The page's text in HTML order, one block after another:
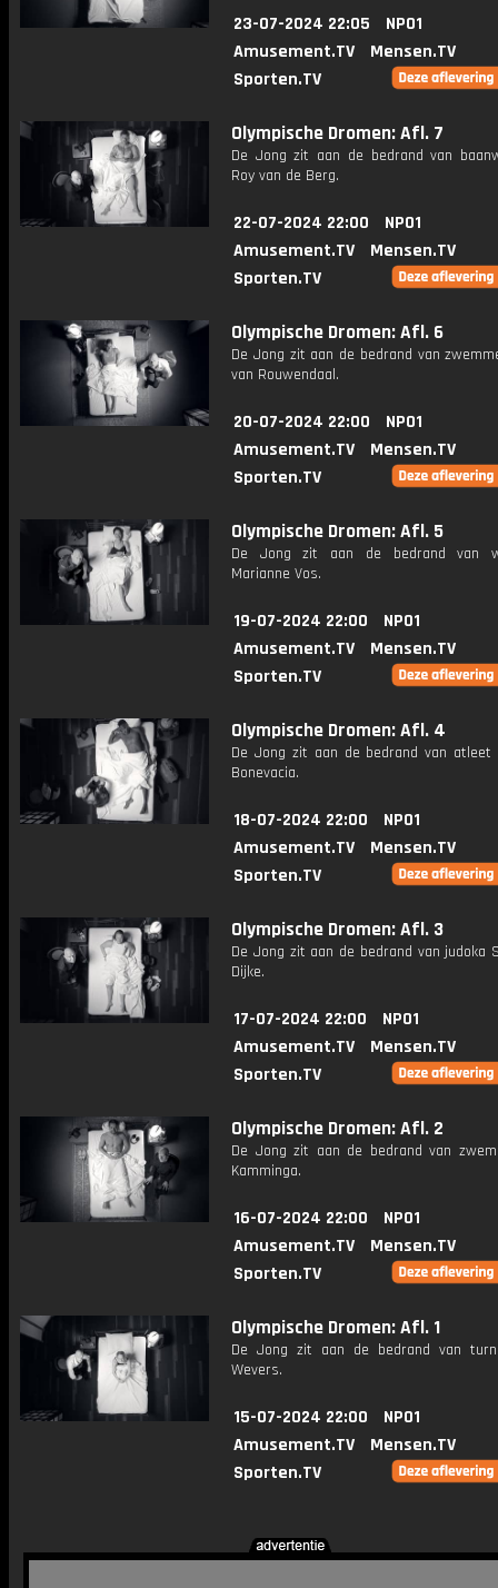
23-07-2024 22:05
NPO1
Amusement.TV
Mensen.TV
Sporten.TV
Olympische Dromen: Afl. 7
De Jong zit aan de bedrand van
Roy van de Berg.
22-07-2024 22:00
NPO1
Amusement.TV
Mensen.TV
Sporten.TV
Olympische Dromen: Afl. 6
De Jong zit aan de bedrand van
van Rouwendaal.
20-07-2024 22:00
NPO1
Amusement.TV
Mensen.TV
Sporten.TV
Olympische Dromen: Afl. 5
De Jong zit aan de bedrand van
Marianne Vos.
19-07-2024 22:00
NPO1
Amusement.TV
Mensen.TV
Sporten.TV
Olympische Dromen: Afl. 4
De Jong zit aan de bedrand van atleet
Bonevacia.
18-07-2024 22:00
NPO1
Amusement.TV
Mensen.TV
Sporten.TV
Olympische Dromen: Afl. 3
De Jong zit aan de bedrand van judoka
Dijke.
17-07-2024 22:00
NPO1
Amusement.TV
Mensen.TV
Sporten.TV
Olympische Dromen: Afl. 2
De Jong zit aan de bedrand van
Kamminga.
16-07-2024 22:00
NPO1
Amusement.TV
Mensen.TV
Sporten.TV
Olympische Dromen: Afl. 1
De Jong zit aan de bedrand van
Wevers.
15-07-2024 22:00
NPO1
Amusement.TV
Mensen.TV
Sporten.TV